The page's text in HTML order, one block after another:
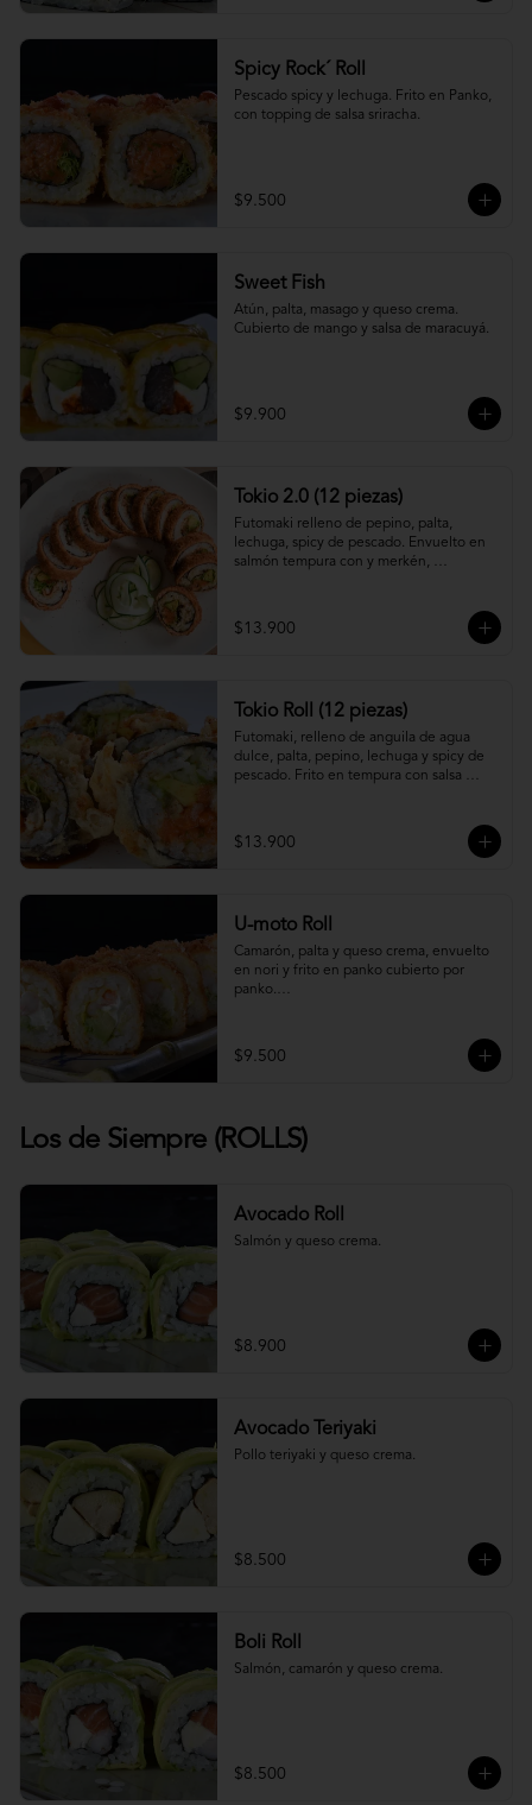
Spicy Rock´ Roll
Pescado spicy y lechuga. Frito en Panko,
con topping de salsa sriracha.
$9.500
Sweet Fish
Atún, palta, masago y queso crema.
Cubierto de mango y salsa de maracuyá.
$9.900
Tokio 2.0 (12 piezas)
Futomaki relleno de pepino, palta,
lechuga, spicy de pescado. Envuelto en
salmón tempura con y merkén,
$13.900
Tokio Roll (12 piezas)
Futomaki, relleno de anguila de agua
dulce, palta, pepino, lechuga y spicy de
pescado. Frito en tempura con salsa
$13.900
U-moto Roll
Camarón, palta y queso crema, envuelto
en nori y frito en panko cubierto por
panko.
$9.500
Los de Siempre (ROLLS)
Avocado Roll
Salmón y queso crema.
$8.900
Avocado Teriyaki
Pollo teriyaki y queso crema.
$8.500
Boli Roll
Salmón, camarón y queso crema.
$8.500